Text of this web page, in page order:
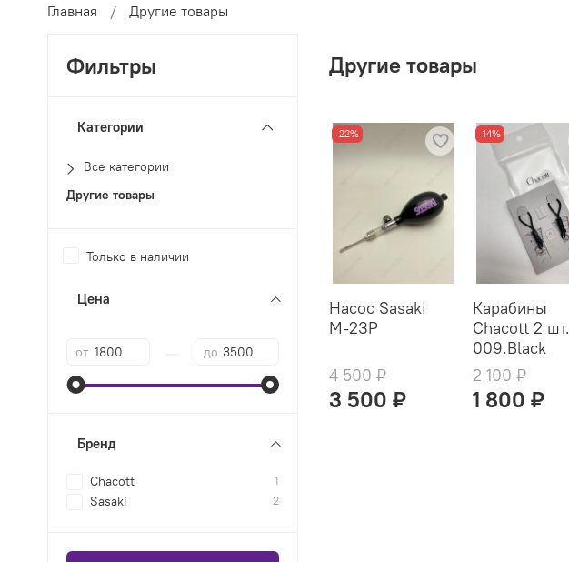
Главная Другие товары
Другие товары
-22%
Насос Sasaki
М-2ЗР
4 500 ₽
3 500 ₽
-14%
Карабины
Chacott 2 шт.
009.Black
2 100 ₽
1 800 ₽
Фильтры
Категории
Все категории
Другие товары
Только в наличии
Цена
от до
Бренд
Chacott 1
Sasaki 2